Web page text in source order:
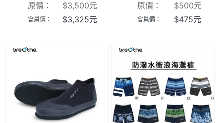
原價： $3,500元
會員價： $3,325元
原價：
$500元
會員價： $475元